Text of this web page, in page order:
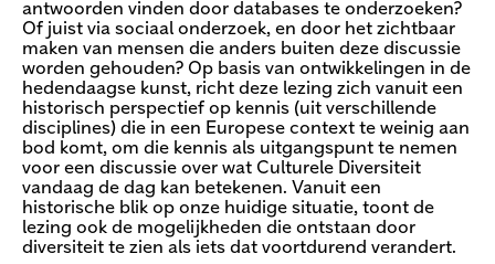
antwoorden vinden door databases te onderzoeken?
Of juist via sociaal onderzoek, en door het zichtbaar
maken van mensen die anders buiten deze discussie
worden gehouden? Op basis van ontwikkelingen in de
hedendaagse kunst, richt deze lezing zich vanuit een
historisch perspectief op kennis (uit verschillende
disciplines) die in een Europese context te weinig aan
bod komt, om die kennis als uitgangspunt te nemen
voor een discussie over wat Culturele Diversiteit
vandaag de dag kan betekenen. Vanuit een
historische blik op onze huidige situatie, toont de
lezing ook de mogelijkheden die ontstaan door
diversiteit te zien als iets dat voortdurend verandert.